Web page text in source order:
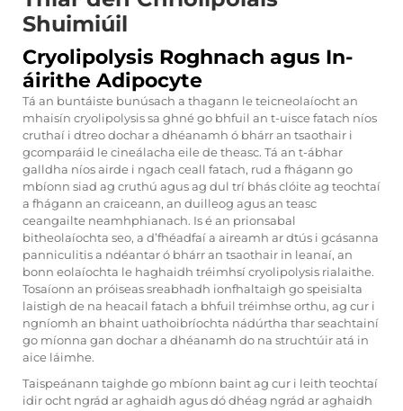
Shuimiúil
Cryolipolysis Roghnach agus In-
áirithe Adipocyte
Tá an buntáiste bunúsach a thagann le teicneolaíocht an
mhaisín cryolipolysis sa ghné go bhfuil an t-uisce fatach níos
cruthaí i dtreo dochar a dhéanamh ó bhárr an tsaothair i
gcomparáid le cineálacha eile de theasc. Tá an t-ábhar
galldha níos airde i ngach ceall fatach, rud a fhágann go
mbíonn siad ag cruthú agus ag dul trí bhás clóite ag teochtaí
a fhágann an craiceann, an duilleog agus an teasc
ceangailte neamhphianach. Is é an prionsabal
bitheolaíochta seo, a d’fhéadfaí a aireamh ar dtús i gcásanna
panniculitis a ndéantar ó bhárr an tsaothair in leanaí, an
bonn eolaíochta le haghaidh tréimhsí cryolipolysis rialaithe.
Tosaíonn an próiseas sreabhadh ionfhaltaigh go speisialta
laistigh de na heacail fatach a bhfuil tréimhse orthu, ag cur i
ngníomh an bhaint uathoibríochta nádúrtha thar seachtainí
go míonna gan dochar a dhéanamh do na struchtúir atá in
aice láimhe.
Taispeánann taighde go mbíonn baint ag cur i leith teochtaí
idir ocht ngrád ar aghaidh agus dó dhéag ngrád ar aghaidh